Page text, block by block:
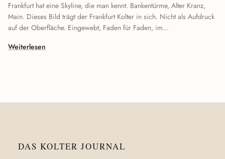
Frankfurt hat eine Skyline, die man kennt. Bankentürme, Alter Kranz,
Main. Dieses Bild trägt der Frankfurt Kolter in sich. Nicht als Aufdruck
auf der Oberfläche. Eingewebt, Faden für Faden, im...
Weiterlesen
DAS KOLTER JOURNAL